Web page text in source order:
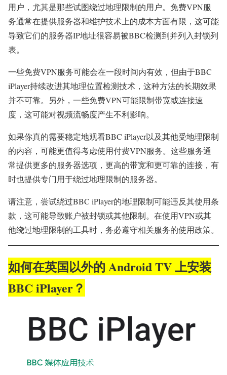
用户，尤其是那些试图绕过地理限制的用户。免费VPN服
务通常在提供服务器和维护技术上的成本方面有限，这可能
导致它们的服务器IP地址很容易被BBC检测到并列入封锁列
表。
一些免费VPN服务可能会在一段时间内有效，但由于BBC
iPlayer持续改进其地理位置检测技术，这种方法的长期效果
并不可靠。另外，一些免费VPN可能限制带宽或连接速
度，这可能对视频流畅度产生不利影响。
如果你真的需要稳定地观看BBC iPlayer以及其他受地理限制
的内容，可能更值得考虑使用付费VPN服务。这些服务通
常提供更多的服务器选项，更高的带宽和更可靠的连接，有
时也提供专门用于绕过地理限制的服务器。
请注意，尝试绕过BBC iPlayer的地理限制可能违反其使用条
款，这可能导致账户被封锁或其他限制。在使用VPN或其
他绕过地理限制的工具时，务必遵守相关服务的使用政策。
如何在英国以外的 Android TV 上安装
BBC iPlayer？